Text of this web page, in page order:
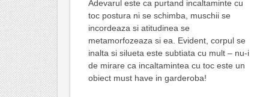
Adevarul este ca purtand incaltaminte cu
toc postura ni se schimba, muschii se
incordeaza si atitudinea se
metamorfozeaza si ea. Evident, corpul se
inalta si silueta este subtiata cu mult – nu-i
de mirare ca incaltamintea cu toc este un
obiect must have in garderoba!